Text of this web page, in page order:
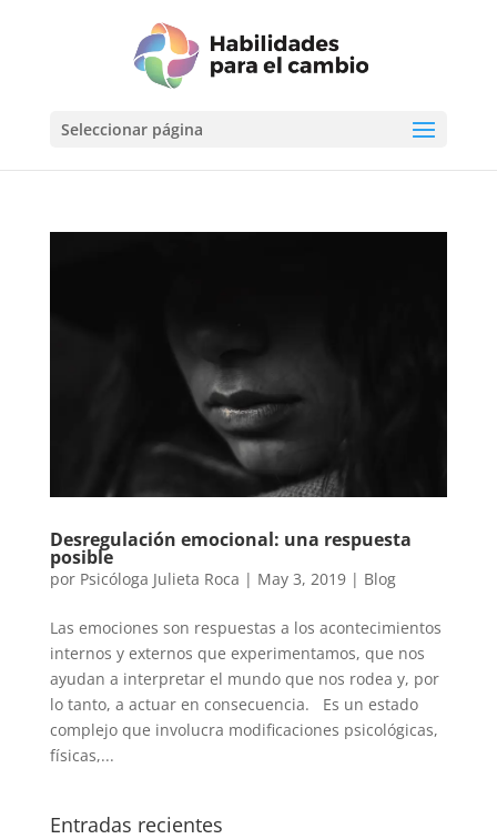
Seleccionar página
Desregulación emocional: una respuesta
posible
por Psicóloga Julieta Roca | May 3, 2019| Blog
Las emociones son respuestas a los acontecimientos
internos y externos que experimentamos, que nos
ayudan a interpretar el mundo que nos rodea y, por
lo tanto, a actuar en consecuencia. Es un estado
complejo que involucra modificaciones psicológicas,
físicas,...
Entradas recientes